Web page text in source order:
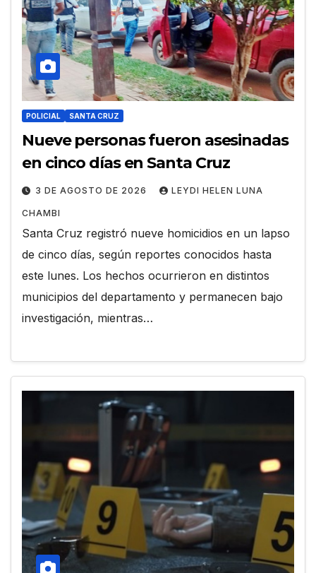
POLICIAL SANTA CRUZ
Nueve personas fueron asesinadas
en cinco días en Santa Cruz
3 DE AGOSTO DE 2026 LEYDI HELEN LUNA
CHAMBI
Santa Cruz registró nueve homicidios en un lapso
de cinco días, según reportes conocidos hasta
este lunes. Los hechos ocurrieron en distintos
municipios del departamento y permanecen bajo
investigación, mientras…